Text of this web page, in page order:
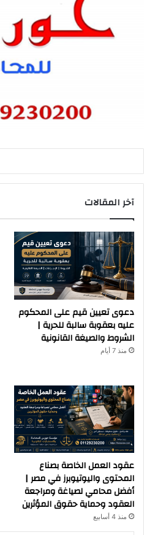
آخر المقالات
دعوى تعيين قيم على المحكوم
عليه بعقوبة سالبة للحرية |
الشروط والصيغة القانونية
منذ 7 أيام
عقود العمل الخاصة بصناع
المحتوى واليوتيوبرز في مصر |
أفضل محامي لصياغة ومراجعة
العقود وحماية حقوق المؤثرين
منذ 4 أسابيع